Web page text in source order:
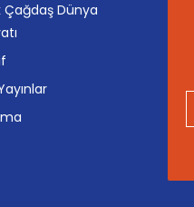
Çağdaş Dünya